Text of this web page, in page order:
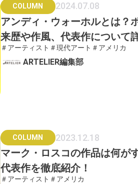
COLUMN 2024.07.08
アンディ・ウォーホルとは？
来歴や作風、代表作について
＃アーティスト ＃現代アート ＃アメリカ
ARTELIER編集部
COLUMN 2023.12.18
マーク・ロスコの作品は何が
代表作を徹底紹介！
＃アーティスト ＃アメリカ